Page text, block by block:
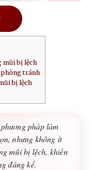
mũi bị lệch
phòng tránh
bị lệch
pháp làm
nhưng không ít
mũi bị lệch, khiến
đáng kể.